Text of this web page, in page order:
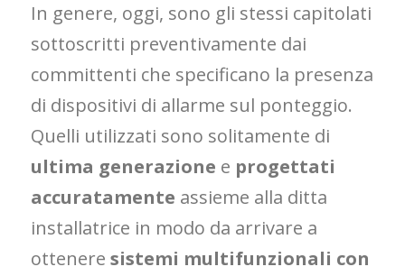
In genere, oggi, sono gli stessi capitolati
sottoscritti preventivamente dai
committenti che specificano la presenza
di dispositivi di allarme sul ponteggio.
Quelli utilizzati sono solitamente di
ultima generazione e progettati
accuratamente assieme alla ditta
installatrice in modo da arrivare a
otteneresistemi multifunzionali con